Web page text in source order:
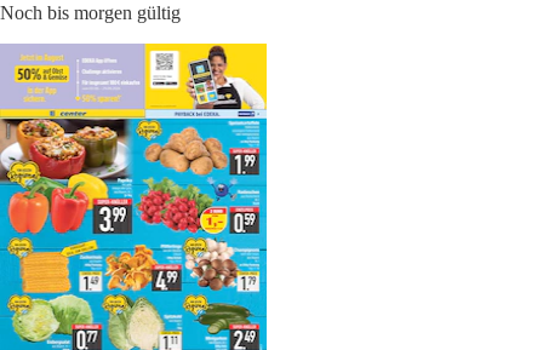
Noch bis morgen gültig